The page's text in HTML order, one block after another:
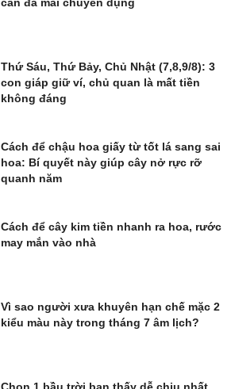
cần đá mài chuyên dụng
Thứ Sáu, Thứ Bảy, Chủ Nhật (7,8,9/8): 3
con giáp giữ ví, chủ quan là mất tiền
không đáng
Cách để chậu hoa giấy từ tốt lá sang sai
hoa: Bí quyết này giúp cây nở rực rỡ
quanh năm
Cách để cây kim tiền nhanh ra hoa, rước
may mắn vào nhà
Vì sao người xưa khuyên hạn chế mặc 2
kiểu màu này trong tháng 7 âm lịch?